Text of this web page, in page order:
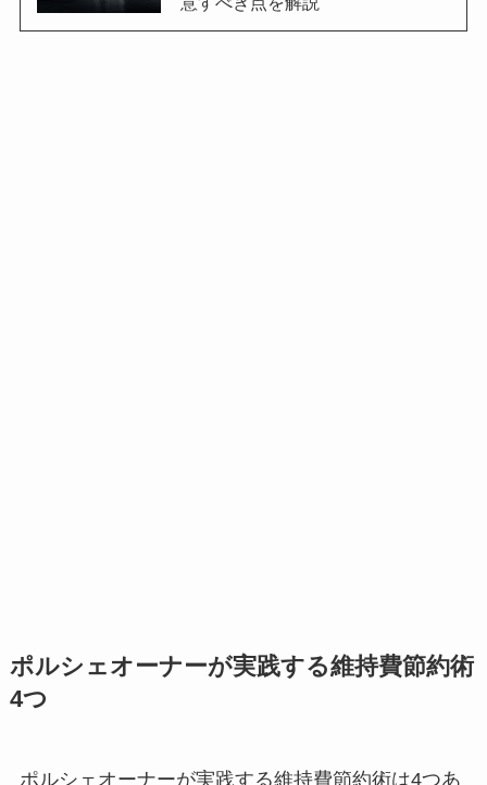
ポルシェオーナーが実践する維持費節約術
4つ
ポルシェオーナーが実践する維持費節約術は4つあ